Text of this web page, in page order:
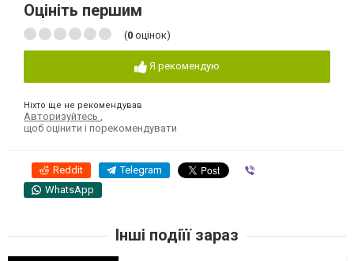
Оцініть першим
(0 оцінок)
Я рекомендую
Ніхто ще не рекомендував
Авторизуйтесь
щоб оцінити і порекомендувати
Reddit Telegram
WhatsApp
Інші подіїї зараз